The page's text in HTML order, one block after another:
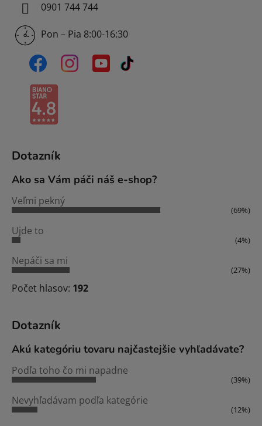
0901 744 744
Pon – Pia 8:00-16:30
Dotazník
Ako sa Vám páči náš e-shop?
Veľmi pekný
(69%)
Ujde to
(4%)
Nepáči sa mi
(27%)
Počet hlasov: 192
Dotazník
Akú kategóriu tovaru najčastejšie vyhľadávate?
Podľa toho čo mi napadne
(39%)
Nevyhľadávam podľa kategórie
(12%)